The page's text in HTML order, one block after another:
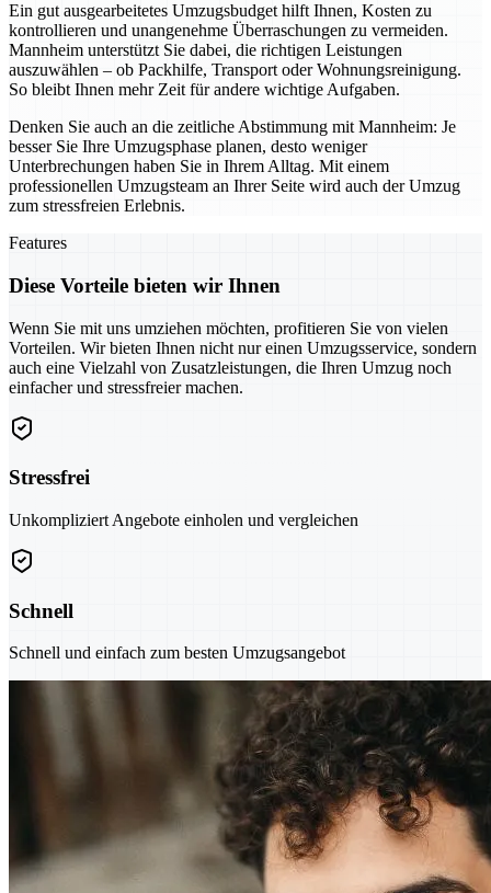
Ein gut ausgearbeitetes Umzugsbudget hilft Ihnen, Kosten zu
kontrollieren und unangenehme Überraschungen zu vermeiden.
Mannheim unterstützt Sie dabei, die richtigen Leistungen
auszuwählen – ob Packhilfe, Transport oder Wohnungsreinigung.
So bleibt Ihnen mehr Zeit für andere wichtige Aufgaben.
Denken Sie auch an die zeitliche Abstimmung mit Mannheim: Je
besser Sie Ihre Umzugsphase planen, desto weniger
Unterbrechungen haben Sie in Ihrem Alltag. Mit einem
professionellen Umzugsteam an Ihrer Seite wird auch der Umzug
zum stressfreien Erlebnis.
Features
Diese Vorteile bieten wir Ihnen
Wenn Sie mit uns umziehen möchten, profitieren Sie von vielen
Vorteilen. Wir bieten Ihnen nicht nur einen Umzugsservice, sondern
auch eine Vielzahl von Zusatzleistungen, die Ihren Umzug noch
einfacher und stressfreier machen.
Stressfrei
Unkompliziert Angebote einholen und vergleichen
Schnell
Schnell und einfach zum besten Umzugsangebot